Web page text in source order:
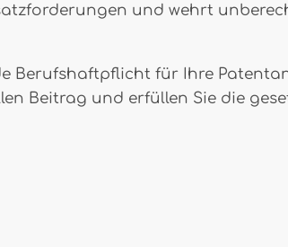
und wehrt
Berufshaftpflicht für Ihre
Beitrag und erfüllen Sie die